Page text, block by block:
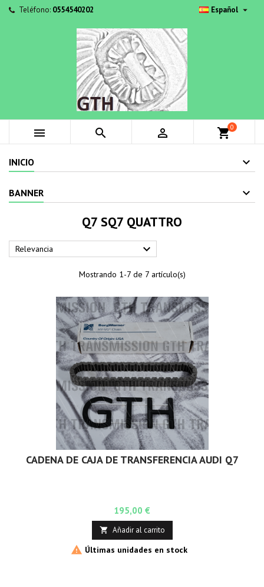
Teléfono: 0554540202 Español 
   shopping_cart0
INICIO
BANNER
Q7 SQ7 QUATTRO
Relevancia 
Mostrando 1-7 de 7 artículo(s)
CADENA DE CAJA DE TRANSFERENCIA AUDI Q7
Precio
195,00 €
 Añadir al carrito
 Últimas unidades en stock